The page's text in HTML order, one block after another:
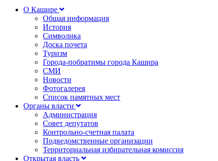
О Кашире
Общая информация
История
Символика
Доска почета
Туризм
Города-побратимы города Кашира
СМИ
Новости
Фотогалерея
Список памятных мест
Органы власти
Администрация
Совет депутатов
Контрольно-счетная палата
Подведомственные организации
Территориальная избирательная комиссия
Открытая власть